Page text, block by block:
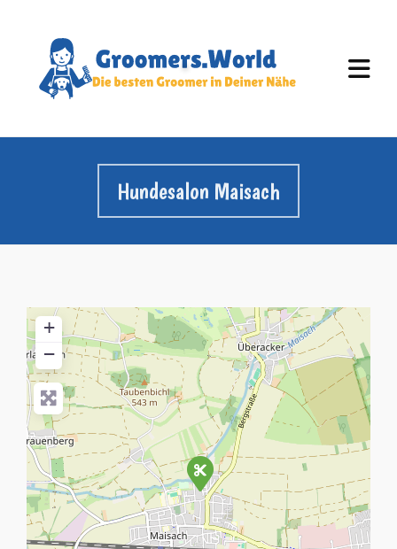
Hundesalon Maisach
+
−